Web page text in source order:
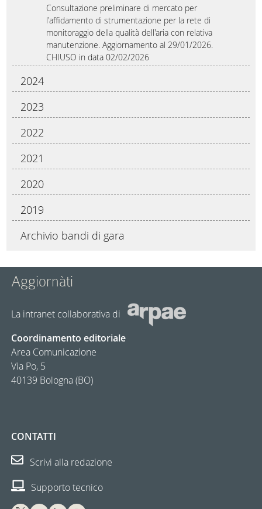
Consultazione preliminare di mercato per
l'affidamento di strumentazione per la rete di
monitoraggio della qualità dell'aria con relativa
manutenzione. Aggiornamento al 29/01/2026.
CHIUSO in data 02/02/2026
2024
2023
2022
2021
2020
2019
Archivio bandi di gara
Aggiornàti
La intranet collaborativa di
Coordinamento editoriale
Area Comunicazione
Via Po, 5
40139 Bologna (BO)
CONTATTI
Scrivi alla redazione
Supporto tecnico